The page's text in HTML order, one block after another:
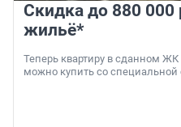
Скидка до 880 000
жильё*
Теперь квартиру в сданном
можно купить со специальной